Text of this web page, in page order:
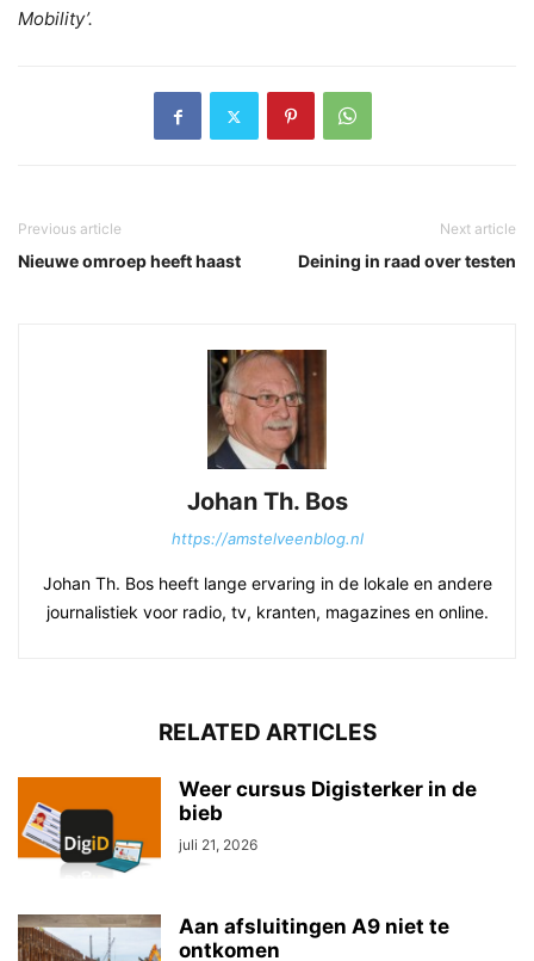
Mobility’.
Previous article
Nieuwe omroep heeft haast
Next article
Deining in raad over testen
Johan Th. Bos
https://amstelveenblog.nl
Johan Th. Bos heeft lange ervaring in de lokale en andere
journalistiek voor radio, tv, kranten, magazines en online.
RELATED ARTICLES
Weer cursus Digisterker in de
bieb
juli 21, 2026
Aan afsluitingen A9 niet te
ontkomen